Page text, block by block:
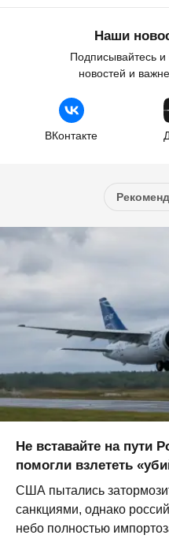
Наши
Подписывайтесь и
новостей и
ВКонтакте
Не вставайте на пути
помогли взлететь
США пытались
санкциями, однако
небо полностью